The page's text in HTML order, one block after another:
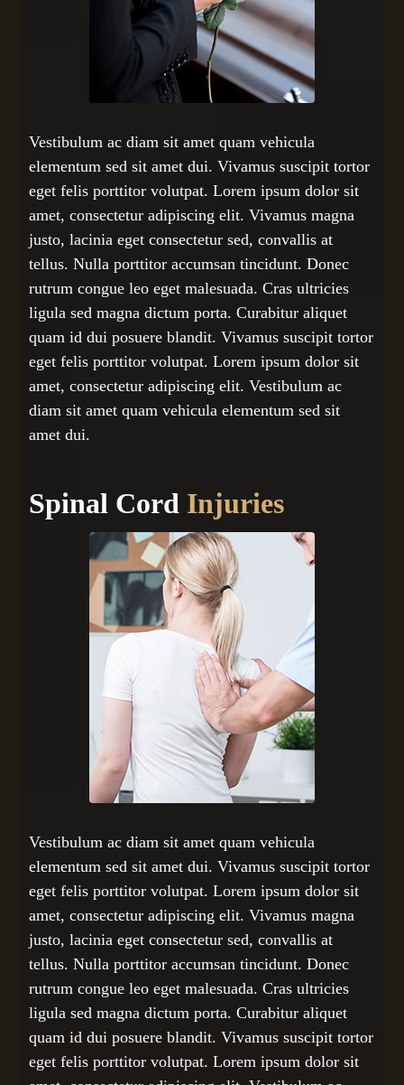
Spinal Cord Injuries
Vestibulum ac diam sit amet quam vehicula
elementum sed sit amet dui. Vivamus suscipit tortor
eget felis porttitor volutpat. Lorem ipsum dolor sit
amet, consectetur adipiscing elit. Vivamus magna
justo, lacinia eget consectetur sed, convallis at
tellus. Nulla porttitor accumsan tincidunt. Donec
rutrum congue leo eget malesuada. Cras ultricies
ligula sed magna dictum porta. Curabitur aliquet
quam id dui posuere blandit. Vivamus suscipit tortor
eget felis porttitor volutpat. Lorem ipsum dolor sit
Vestibulum ac diam sit amet quam vehicula
elementum sed sit amet dui. Vivamus suscipit tortor
eget felis porttitor volutpat. Lorem ipsum dolor sit
amet, consectetur adipiscing elit. Vivamus magna
justo, lacinia eget consectetur sed, convallis at
tellus. Nulla porttitor accumsan tincidunt. Donec
rutrum congue leo eget malesuada. Cras ultricies
ligula sed magna dictum porta. Curabitur aliquet
quam id dui posuere blandit. Vivamus suscipit tortor
eget felis porttitor volutpat. Lorem ipsum dolor sit
amet, consectetur adipiscing elit. Vestibulum ac
diam sit amet quam vehicula elementum sed sit
amet dui.